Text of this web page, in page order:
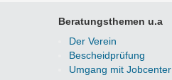
Beratungsthemen u.a
Navigation
überspringen
Der Verein
Bescheidprüfung
Umgang mit Jobcenter